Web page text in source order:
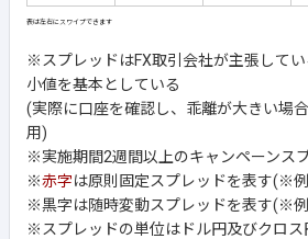
※スプレッドはFX取引会社が主張して
小値を基本としている
(実際に口座を確認し、乖離が大きい場
用)
※実施期間2週間以上のキャンペーンス
※赤字は原則固定スプレッドを表す(※
※黒字は随時変動スプレッドを表す(※
※スプレッドの単位はドル円及びクロス